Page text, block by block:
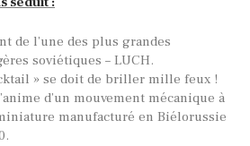
de l’une des plus grandes
soviétiques – LUCH.
» se doit de briller mille feux !
d’un mouvement mécanique à
manufacturé en Biélorussie